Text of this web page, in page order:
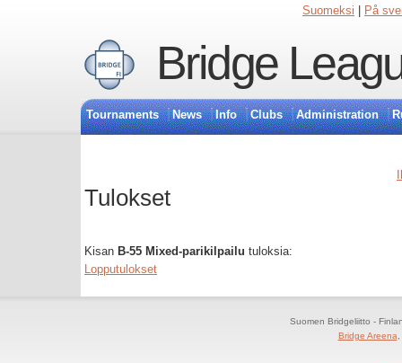
Suomeksi På
Bridge
Tournaments News Info Clubs Administration
Tulokset
Kisan B-55 Mixed-parikilpailu tuloksia:
Lopputulokset
Suomen Bridgeliitto -
Bridge Areena